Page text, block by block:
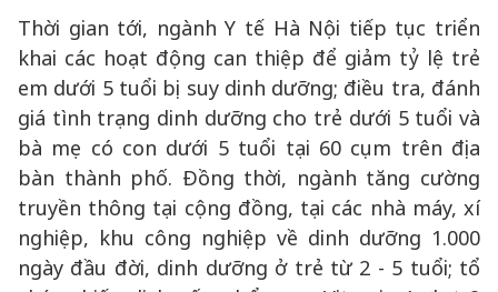
Thời gian tới, ngành Y tế Hà Nội tiếp tục triển
khai các hoạt động can thiệp để giảm tỷ lệ trẻ
em dưới 5 tuổi bị suy dinh dưỡng; điều tra, đánh
giá tình trạng dinh dưỡng cho trẻ dưới 5 tuổi và
bà mẹ có con dưới 5 tuổi tại 60 cụm trên địa
bàn thành phố. Đồng thời, ngành tăng cường
truyền thông tại cộng đồng, tại các nhà máy, xí
nghiệp, khu công nghiệp về dinh dưỡng 1.000
ngày đầu đời, dinh dưỡng ở trẻ từ 2 - 5 tuổi; tổ